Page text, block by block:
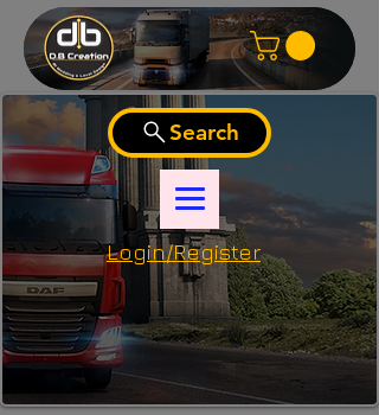
Login/Register
Search